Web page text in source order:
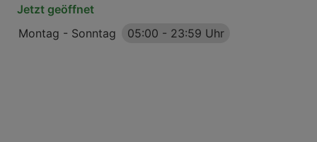
Jetzt geöffnet
Montag - Sonntag
05:00 - 23:59 Uhr